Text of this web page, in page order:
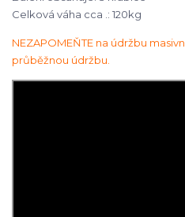
Celková váha cca .: 120kg
NEZAPOMEŇTE na údržbu
průběžnou údržbu.